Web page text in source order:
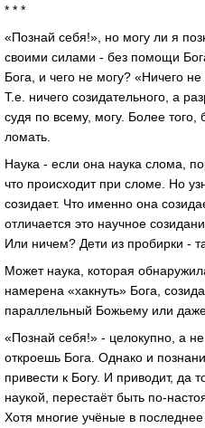
* * *
«Познай себя!», но могу ли я
своими силами - без помощи
Бога, и чего не могу? «Ничего
Т.е. ничего созидательного, а
судя по всему, могу. Более того,
ломать.
Наука - если она наука слома,
что происходит при сломе. Но
созидает. Что именно она
отличается это научное
Или ничем? Дети из пробирки -
Может наука, которая
намерена «хакнуть» Бога,
параллельный Божьему или
«Познай себя!» - целокупно, а не
откроешь Бога. Однако и
привести к Богу. И приводит, да
наукой, перестаёт быть по-
Хотя многие учёные в